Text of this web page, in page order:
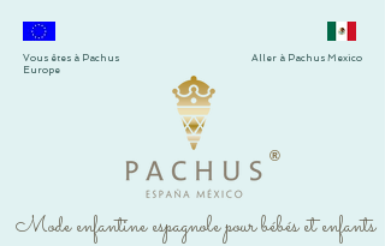
®
Mode enfantine espagnole pour bébés et enfants
Vous êtes à Pachus
Europe
Aller à Pachus Mexico